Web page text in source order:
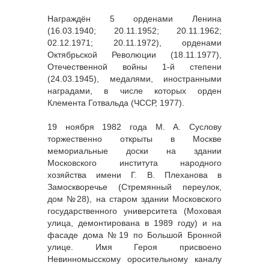
Награждён 5 орденами Ленина
(16.03.1940; 20.11.1952; 20.11.1962;
02.12.1971; 20.11.1972), орденами
Октябрьской Революции (18.11.1977),
Отечественной войны 1-й степени
(24.03.1945), медалями, иностранными
наградами, в числе которых орден
Клемента Готвальда (ЧССР, 1977).
19 ноября 1982 года М. А. Суслову
торжественно открыты в Москве
мемориальные доски на здании
Московского института народного
хозяйства имени Г. В. Плеханова в
Замоскворечье (Стремянный переулок,
дом №28), на старом здании Московского
государственного университета (Моховая
улица, демонтирована в 1989 году) и на
фасаде дома №19 по Большой Бронной
улице. Имя Героя присвоено
Невинномысскому оросительному каналу